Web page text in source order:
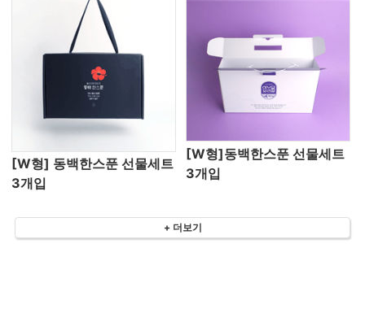
[W형] 동백한스푼 선물세트
3개입
[W형]동백한스푼 선물세트
3개입
+ 더보기